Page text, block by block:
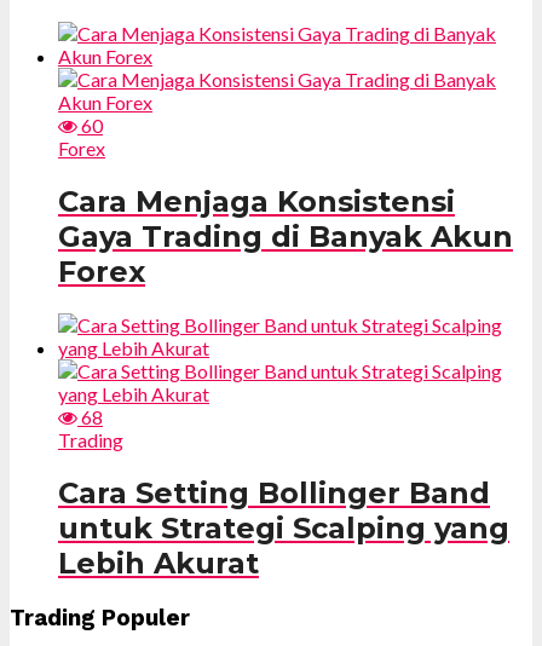
60
Forex
Cara Menjaga Konsistensi
Gaya Trading di Banyak Akun
Forex
68
Trading
Cara Setting Bollinger Band
untuk Strategi Scalping yang
Lebih Akurat
Trading Populer